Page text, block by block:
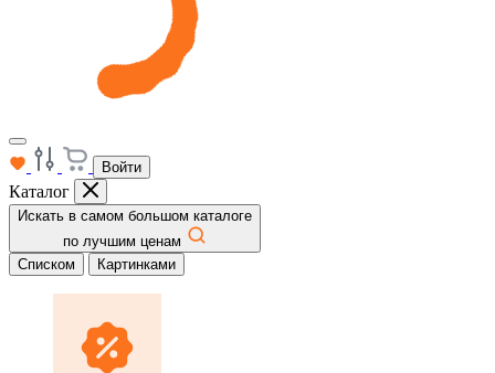
Войти
Каталог
Искать в самом большом каталоге
по лучшим ценам
Списком
Картинками